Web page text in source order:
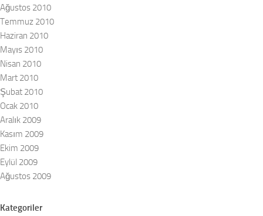
Ağustos 2010
Temmuz 2010
Haziran 2010
Mayıs 2010
Nisan 2010
Mart 2010
Şubat 2010
Ocak 2010
Aralık 2009
Kasım 2009
Ekim 2009
Eylül 2009
Ağustos 2009
Kategoriler